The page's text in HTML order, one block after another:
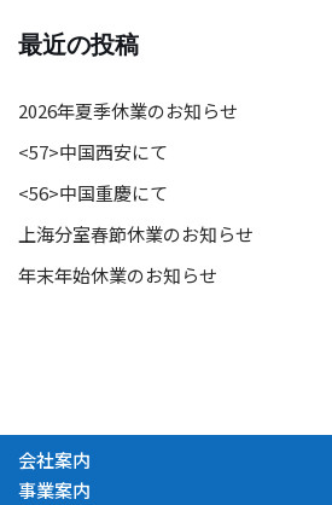
最近の投稿
2026年夏季休業のお知らせ
<57>中国西安にて
<56>中国重慶にて
上海分室春節休業のお知らせ
年末年始休業のお知らせ
会社案内
事業案内